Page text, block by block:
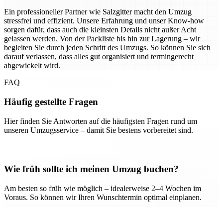
Ein professioneller Partner wie Salzgitter macht den Umzug
stressfrei und effizient. Unsere Erfahrung und unser Know-how
sorgen dafür, dass auch die kleinsten Details nicht außer Acht
gelassen werden. Von der Packliste bis hin zur Lagerung – wir
begleiten Sie durch jeden Schritt des Umzugs. So können Sie sich
darauf verlassen, dass alles gut organisiert und termingerecht
abgewickelt wird.
FAQ
Häufig gestellte Fragen
Hier finden Sie Antworten auf die häufigsten Fragen rund um
unseren Umzugsservice – damit Sie bestens vorbereitet sind.
Wie früh sollte ich meinen Umzug buchen?
Am besten so früh wie möglich – idealerweise 2–4 Wochen im
Voraus. So können wir Ihren Wunschtermin optimal einplanen.